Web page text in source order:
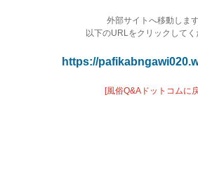
外部サイトへ移動します
以下のURLをクリックしてく
https://
[風俗Q&Aドットコムに